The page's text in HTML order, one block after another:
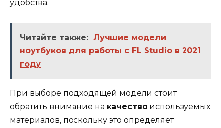
удобства.
Читайте также: Лучшие модели
ноутбуков для работы с FL Studio в 2021
году
При выборе подходящей модели стоит
обратить внимание на качество используемых
материалов, поскольку это определяет